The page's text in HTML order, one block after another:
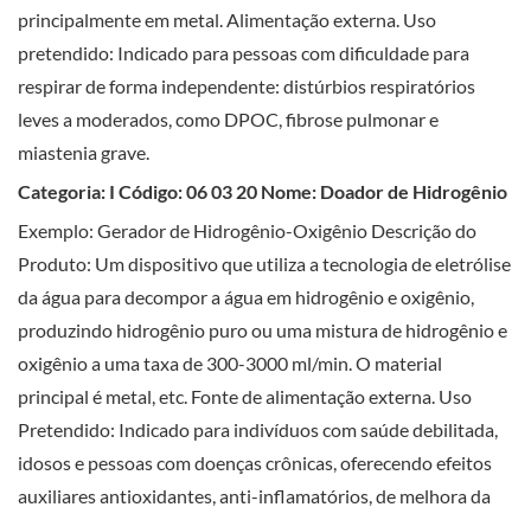
principalmente em metal. Alimentação externa. Uso
pretendido: Indicado para pessoas com dificuldade para
respirar de forma independente: distúrbios respiratórios
leves a moderados, como DPOC, fibrose pulmonar e
miastenia grave.
Categoria: I Código: 06 03 20 Nome: Doador de Hidrogênio
Exemplo: Gerador de Hidrogênio-Oxigênio Descrição do
Produto: Um dispositivo que utiliza a tecnologia de eletrólise
da água para decompor a água em hidrogênio e oxigênio,
produzindo hidrogênio puro ou uma mistura de hidrogênio e
oxigênio a uma taxa de 300-3000 ml/min. O material
principal é metal, etc. Fonte de alimentação externa. Uso
Pretendido: Indicado para indivíduos com saúde debilitada,
idosos e pessoas com doenças crônicas, oferecendo efeitos
auxiliares antioxidantes, anti-inflamatórios, de melhora da